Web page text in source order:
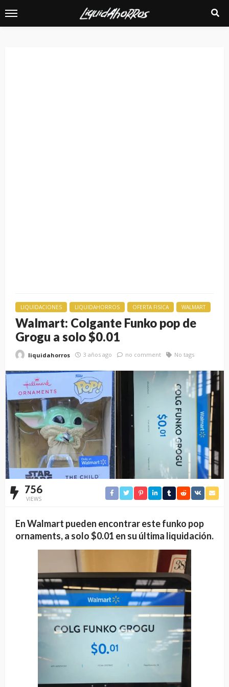
LIQUIDACIONES LIQUIDAHORROS OFERTA FISICA WALMART
Walmart: Colgante Funko pop de
Grogu a solo $0.01
liquidahorros 3 años ago no comment No tags
756
VIEWS
En Walmart pueden encontrar este funko pop
ornaments, a solo $0.01 en su última liquidación.